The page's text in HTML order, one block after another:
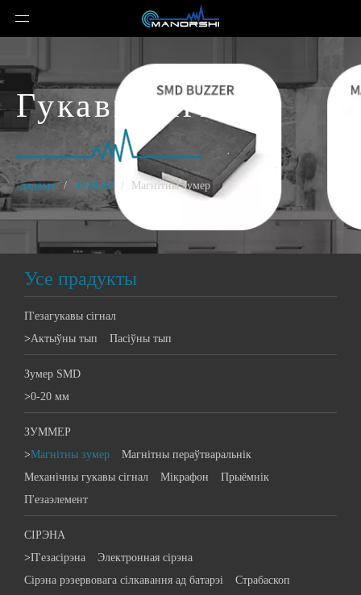
Гукавы сігнал
дадому / ЗУМЭР / Магнітны зумер
Усе прадукты
П'езагукавы сігнал
>Актыўны тып Пасіўны тып
Зумер SMD
>0-20 мм
ЗУММЕР
>Магнітны зумер
Магнітны пераўтваральнік
Механічны гукавы сігнал
Мікрафон
Прыёмнік
П'езаэлемент
СІРЭНА
>П'езасірэна
Электронная сірэна
Сірэна рэзервовага сілкавання ад батарэі
Страбаскоп